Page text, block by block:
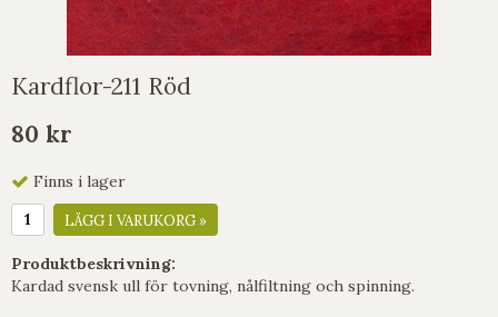
Kardflor-211 Röd
80 kr
Finns i lager
LÄGG I VARUKORG »
Produktbeskrivning:
Kardad svensk ull för tovning, nålfiltning och spinning.